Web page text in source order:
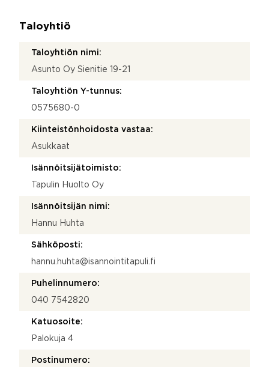
Taloyhtiö
Taloyhtiön nimi:
Asunto Oy Sienitie 19-21
Taloyhtiön Y-tunnus:
0575680-0
Kiinteistönhoidosta vastaa:
Asukkaat
Isännöitsijätoimisto:
Tapulin Huolto Oy
Isännöitsijän nimi:
Hannu Huhta
Sähköposti:
hannu.huhta@isannointitapuli.fi
Puhelinnumero:
040 7542820
Katuosoite:
Palokuja 4
Postinumero: